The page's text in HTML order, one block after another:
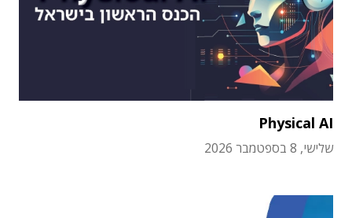
Physical AI
שלישי, 8 בספטמבר 2026